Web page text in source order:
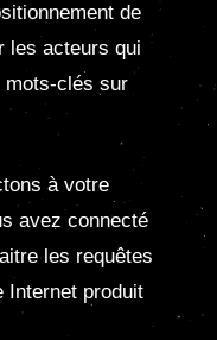
de
les acteurs qui
mots-clés sur
à votre
avez connecté
les requêtes
Internet produit